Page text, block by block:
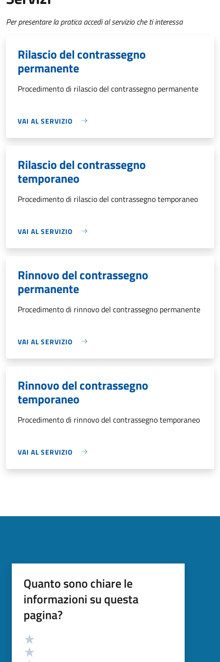
Per presentare la pratica accedi al servizio che ti interessa
Rilascio del contrassegno
permanente
Procedimento di rilascio del contrassegno permanente
VAI AL SERVIZIO
Rilascio del contrassegno
temporaneo
Procedimento di rilascio del contrassegno temporaneo
VAI AL SERVIZIO
Rinnovo del contrassegno
permanente
Procedimento di rinnovo del contrassegno permanente
VAI AL SERVIZIO
Rinnovo del contrassegno
temporaneo
Procedimento di rinnovo del contrassegno temporaneo
VAI AL SERVIZIO
Quanto sono chiare le
informazioni su questa
pagina?
Valutazione